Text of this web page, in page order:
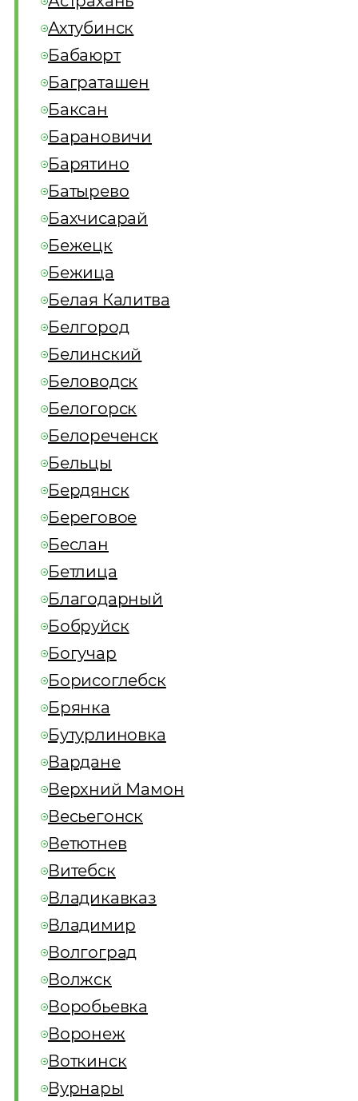
Ахтубинск
Бабаюрт
Баграташен
Баксан
Барановичи
Барятино
Батырево
Бахчисарай
Бежецк
Бежица
Белая Калитва
Белгород
Белинский
Беловодск
Белогорск
Белореченск
Бельцы
Бердянск
Береговое
Беслан
Бетлица
Благодарный
Бобруйск
Богучар
Борисоглебск
Брянка
Бутурлиновка
Вардане
Верхний Мамон
Весьегонск
Ветютнев
Витебск
Владикавказ
Владимир
Волгоград
Волжск
Воробьевка
Воронеж
Воткинск
Вурнары